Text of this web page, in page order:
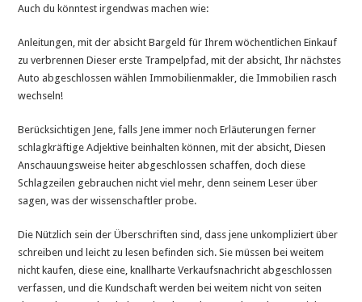
Auch du könntest irgendwas machen wie:
Anleitungen, mit der absicht Bargeld für Ihrem wöchentlichen Einkauf
zu verbrennen Dieser erste Trampelpfad, mit der absicht, Ihr nächstes
Auto abgeschlossen wählen Immobilienmakler, die Immobilien rasch
wechseln!
Berücksichtigen Jene, falls Jene immer noch Erläuterungen ferner
schlagkräftige Adjektive beinhalten können, mit der absicht, Diesen
Anschauungsweise heiter abgeschlossen schaffen, doch diese
Schlagzeilen gebrauchen nicht viel mehr, denn seinem Leser über
sagen, was der wissenschaftler probe.
Die Nützlich sein der Überschriften sind, dass jene unkompliziert über
schreiben und leicht zu lesen befinden sich. Sie müssen bei weitem
nicht kaufen, diese eine, knallharte Verkaufsnachricht abgeschlossen
verfassen, und die Kundschaft werden bei weitem nicht von seiten